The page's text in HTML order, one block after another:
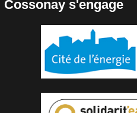
Cossonay s'engage